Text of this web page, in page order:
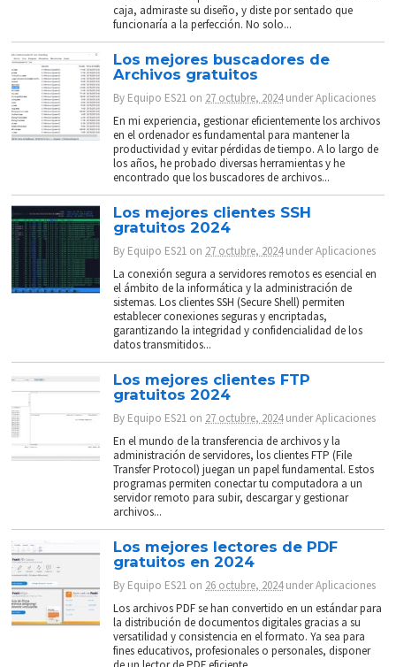
caja, admiraste su diseño, y diste por sentado que
funcionaría a la perfección. No solo...
Los mejores buscadores de
Archivos gratuitos
By Equipo ES21 on 27 octubre, 2024 underAplicaciones
En mi experiencia, gestionar eficientemente los archivos
en el ordenador es fundamental para mantener la
productividad y evitar pérdidas de tiempo. A lo largo de
los años, he probado diversas herramientas y he
encontrado que los buscadores de archivos...
Los mejores clientes SSH
gratuitos 2024
By Equipo ES21 on 27 octubre, 2024 underAplicaciones
La conexión segura a servidores remotos es esencial en
el ámbito de la informática y la administración de
sistemas. Los clientes SSH (Secure Shell) permiten
establecer conexiones seguras y encriptadas,
garantizando la integridad y confidencialidad de los
datos transmitidos...
Los mejores clientes FTP
gratuitos 2024
By Equipo ES21 on 27 octubre, 2024 underAplicaciones
En el mundo de la transferencia de archivos y la
administración de servidores, los clientes FTP (File
Transfer Protocol) juegan un papel fundamental. Estos
programas permiten conectar tu computadora a un
servidor remoto para subir, descargar y gestionar
archivos...
Los mejores lectores de PDF
gratuitos en 2024
By Equipo ES21 on 26 octubre, 2024 underAplicaciones
Los archivos PDF se han convertido en un estándar para
la distribución de documentos digitales gracias a su
versatilidad y consistencia en el formato. Ya sea para
fines educativos, profesionales o personales, disponer